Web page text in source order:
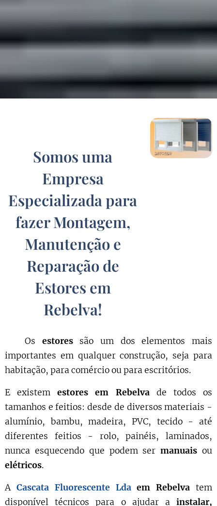
Somos uma
Empresa
Especializada para
fazer Montagem,
Manutenção e
Reparação de
Estores em
Rebelva!
Os estoressão um dos elementos mais
importantes em qualquer construção, seja para
habitação, para comércio ou para escritórios.
E existemestores em Rebelva de todos os
tamanhos e feitios: desde de diversos materiais -
alumínio, bambu, madeira, PVC, tecido - até
diferentes feitios - rolo, painéis, laminados,
nunca esquecendo que podem sermanuais ou
elétricos.
A Cascata Fluorescente Ldaem Rebelvatem
disponível técnicos para o ajudar a instalar,